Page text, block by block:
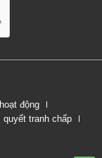
động
tranh chấp